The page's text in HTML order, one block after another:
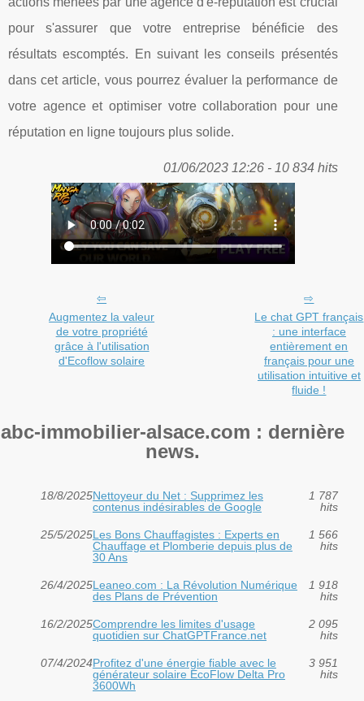
pour s'assurer que votre entreprise bénéficie des
résultats escomptés. En suivant les conseils présentés
dans cet article, vous pourrez évaluer la performance de
votre agence et optimiser votre collaboration pour une
réputation en ligne toujours plus solide.
01/06/2023 12:26 - 10 834 hits
Augmentez la valeur
de votre propriété
grâce à l'utilisation
d'Ecoflow solaire
Le chat GPT français
: une interface
entièrement en
français pour une
utilisation intuitive et
fluide !
abc-immobilier-alsace.com : dernière
news.
18/8/2025Nettoyeur du Net : Supprimez les
contenus indésirables de Google
1 787
hits
25/5/2025Les Bons Chauffagistes : Experts en
Chauffage et Plomberie depuis plus de
30 Ans
1 566
hits
26/4/2025Leaneo.com : La Révolution Numérique
des Plans de Prévention
1 918
hits
16/2/2025Comprendre les limites d'usage
quotidien sur ChatGPTFrance.net
2 095
hits
07/4/2024Profitez d'une énergie fiable avec le
générateur solaire EcoFlow Delta Pro
3600Wh
3 951
hits